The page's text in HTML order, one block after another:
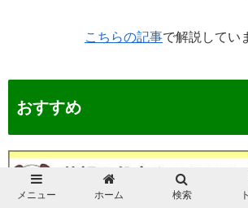
こちらの記事で解説してい
おすすめ
メニュー ホーム 検索